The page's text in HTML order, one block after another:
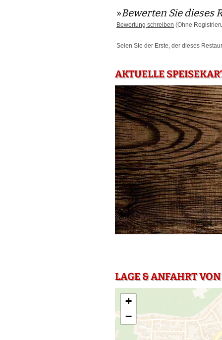
»Bewerten Sie dieses
Bewertung schreiben (Ohne
Seien Sie der Erste, der dieses
AKTUELLE
LAGE & ANFAHRT
+
−